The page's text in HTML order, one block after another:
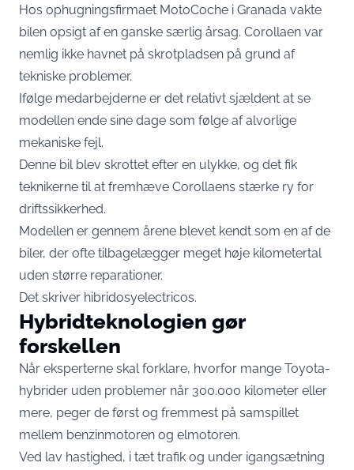
Hos ophugningsfirmaet MotoCoche i Granada vakte
bilen opsigt af en ganske særlig årsag. Corollaen var
nemlig ikke havnet på skrotpladsen på grund af
tekniske problemer.
Ifølge medarbejderne er det relativt sjældent at se
modellen ende sine dage som følge af alvorlige
mekaniske fejl.
Denne bil blev skrottet efter en ulykke, og det fik
teknikerne til at fremhæve Corollaens stærke ry for
driftssikkerhed.
Modellen er gennem årene blevet kendt som en af de
biler, der ofte tilbagelægger meget høje kilometertal
uden større reparationer.
Det skriver hibridosyelectricos.
Hybridteknologien gør
forskellen
Når eksperterne skal forklare, hvorfor mange Toyota-
hybrider uden problemer når 300.000 kilometer eller
mere, peger de først og fremmest på samspillet
mellem benzinmotoren og elmotoren.
Ved lav hastighed, i tæt trafik og under igangsætning